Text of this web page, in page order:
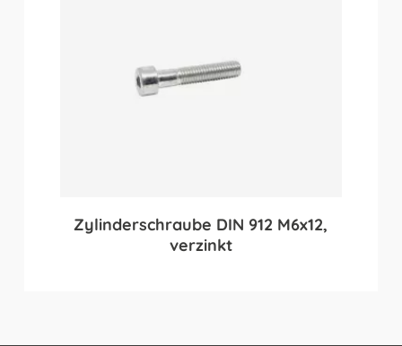
Zylinderschraube DIN 912 M6x12,
verzinkt